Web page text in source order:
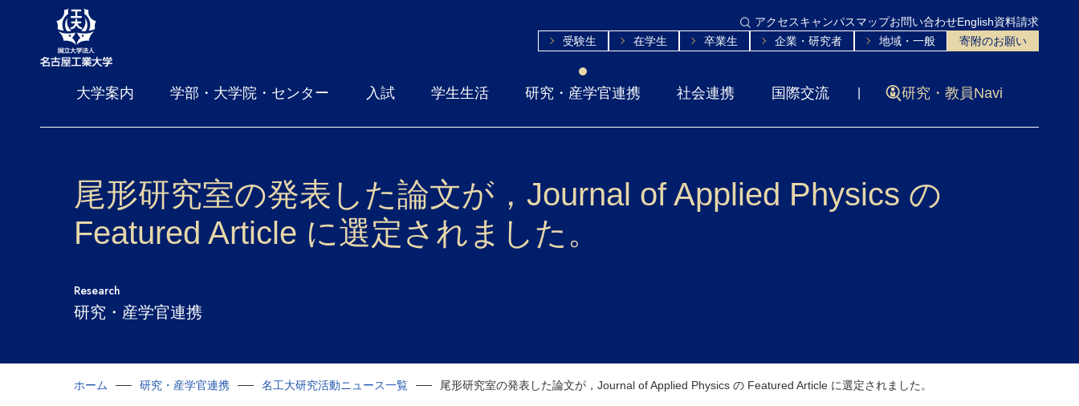
アクセスキャンパスマップお問い合わせEnglish資料請求
受験生
在学生 卒業生 企業・研究者 地域・一般 寄附のお願い
大学案内 学部・大学院・センター 入試 学生生活 研究・産学官連携 社会連携 国際交流 研究・教員Navi
尾形研究室の発表した論文が，Journal of Applied Physics の
Featured Article に選定されました。
Research
研究・産学官連携
ホーム 研究・産学官連携 名工大研究活動ニュース一覧 尾形研究室の発表した論文が，Journal of Applied Physics の Featured Article に選定されました。